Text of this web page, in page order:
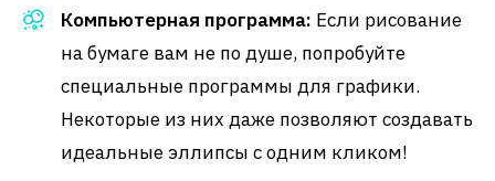
Компьютерная программа: Если рисование
на бумаге вам не по душе, попробуйте
специальные программы для графики.
Некоторые из них даже позволяют создавать
идеальные эллипсы с одним кликом!